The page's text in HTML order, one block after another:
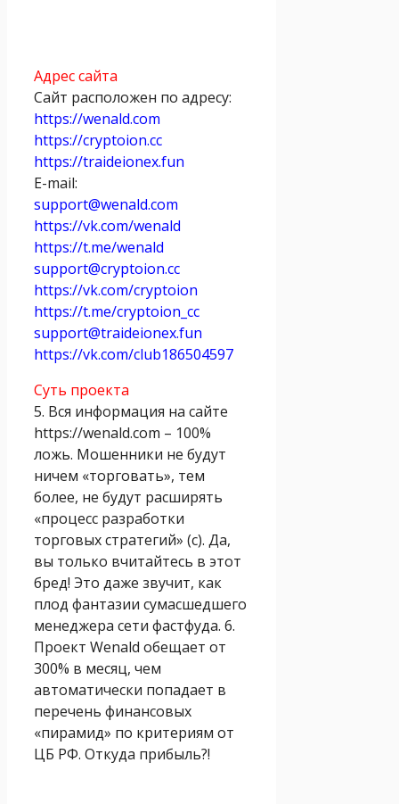
Адрес сайта
Сайт расположен по адресу:
https://wenald.com
https://cryptoion.cc
https://traideionex.fun
E-mail:
support@wenald.com
https://vk.com/wenald
https://t.me/wenald
support@cryptoion.cc
https://vk.com/cryptoion
https://t.me/cryptoion_cc
support@traideionex.fun
https://vk.com/club186504597
Суть проекта
5. Вся информация на сайте
https://wenald.com – 100%
ложь. Мошенники не будут
ничем «торговать», тем
более, не будут расширять
«процесс разработки
торговых стратегий» (с). Да,
вы только вчитайтесь в этот
бред! Это даже звучит, как
плод фантазии сумасшедшего
менеджера сети фастфуда. 6.
Проект Wenald обещает от
300% в месяц, чем
автоматически попадает в
перечень финансовых
«пирамид» по критериям от
ЦБ РФ. Откуда прибыль?!